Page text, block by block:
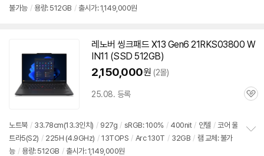
불가능 / 용량: 512GB / 출시가: 1,149,000원
기
레노버 씽크패드 X13 Gen6 21RKS03800 W
IN11 (SSD 512GB)
2,150,000원 (2몰)
25.08. 등록
관
노트북 / 33.78cm(13.3인치) / 927g / sRGB: 100% / 400nit / 인텔 / 코어 울
트라5(S2) / 225H (4.9GHz) / 13TOPS / Arc 130T / 32GB / 램 교체: 불가
능 / 용량: 512GB / 출시가: 1,149,000원